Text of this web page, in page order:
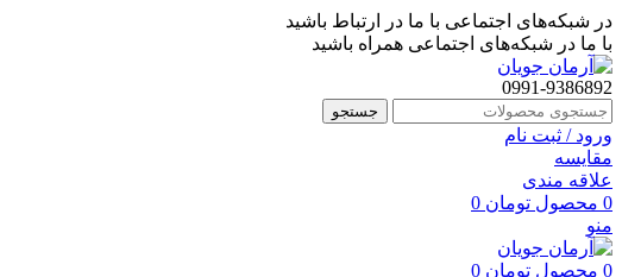
در شبکه‌های اجتماعی با ما در ارتباط باشید
با ما در شبکه‌های اجتماعی همراه باشید
0991-9386892
جستجو
ورود / ثبت نام
مقایسه
علاقه مندی
0 محصول تومان
منو
0 محصول تومان